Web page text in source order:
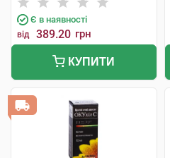
Є в наявності
від 389.20 грн
КУПИТИ